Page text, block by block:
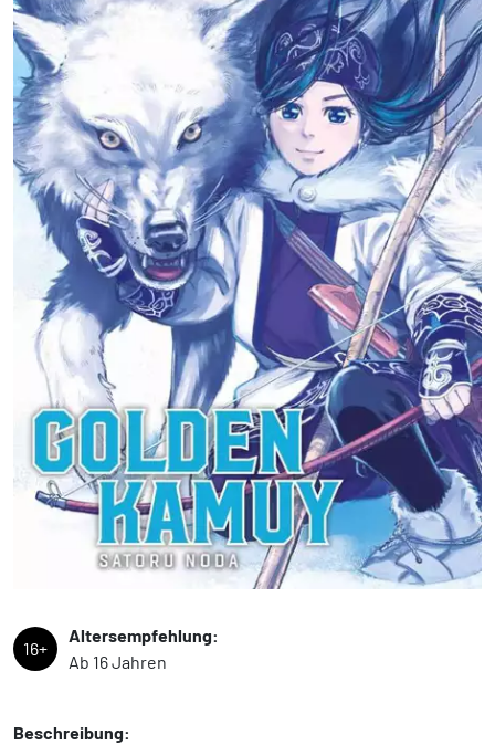
16+
Altersempfehlung:
Ab 16 Jahren
Beschreibung: